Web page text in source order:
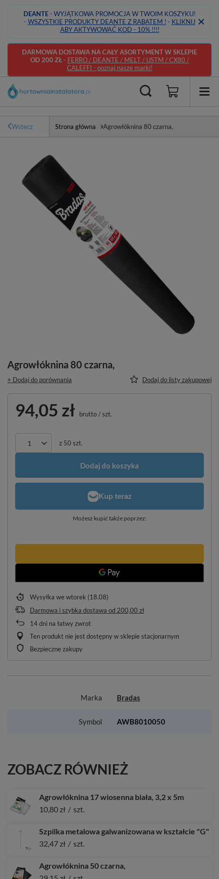
DEANTE- WYJĄTKOWA PROMOCJA W TWOIM KOSZYKU!
- WSZYSTKIE PRODUKTY DEANTE Z RABATEM ! - KLIKNIJ
ABY AKTYWOWAĆ KOD - 10% !!!!
DARMOWA DOSTAWA NA CAŁY ASORTYMENT W SKLEPIE
OD 200 ZŁ- FERRO / DEANTE / MELT / USTM / CX80 /
CALEFFI - poznaj nasze marki!
Wstecz Strona główna Agrowłóknina 80 czarna,
Agrowłóknina 80 czarna,
+ Dodaj do porównania Dodaj do listy zakupowej
94,05 zł brutto/szt.
z 50 szt.
Dodaj do koszyka
Możesz kupić także poprzez:
Wysyłka we wtorek (18.08)
Darmowa i szybka dostawa od 200,00 zł
14dni na łatwy zwrot
Ten produkt nie jest dostępny w sklepie stacjonarnym
Bezpieczne zakupy
Marka Bradas
Symbol AWB8010050
ZOBACZ RÓWNIEŻ
Agrowłóknina 17 wiosenna biała, 3,2 x 5m
10,80 zł / szt.
Szpilka metalowa galwanizowana w kształcie "G"
32,47 zł / szt.
Agrowłóknina 50 czarna,